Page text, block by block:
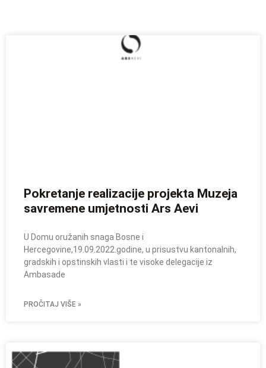
Pokretanje realizacije projekta Muzeja
savremene umjetnosti Ars Aevi
U Domu oružanih snaga Bosne i
Hercegovine,19.09.2022.godine, u prisustvu kantonalnih,
gradskih i opstinskih vlasti i te visoke delegacije iz
Ambasade
PROČITAJ VIŠE »